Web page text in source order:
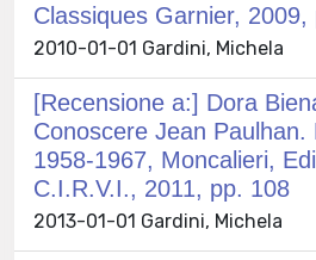
Classiques Garnier, 2009,
2010-01-01 Gardini, Michela
[Recensione a:] Dora
Conoscere Jean Paulhan.
1958-1967, Moncalieri,
C.I.R.V.I., 2011, pp. 108
2013-01-01 Gardini, Michela